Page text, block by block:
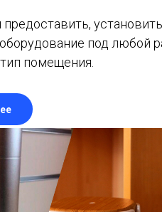
под любой
помещения.